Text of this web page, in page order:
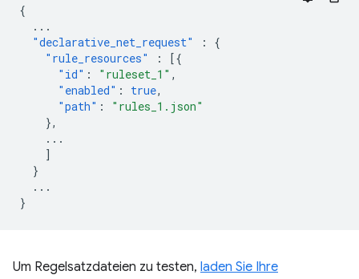
{
...
"declarative_net_request"
:
{
"rule_resources"
:
[{
"id" : "ruleset_1" ,
"enabled" : true,
"path" :
"rules_1.json"
},
...
]
}
...
}
Um Regelsatzdateien zu testen, laden Sie Ihre